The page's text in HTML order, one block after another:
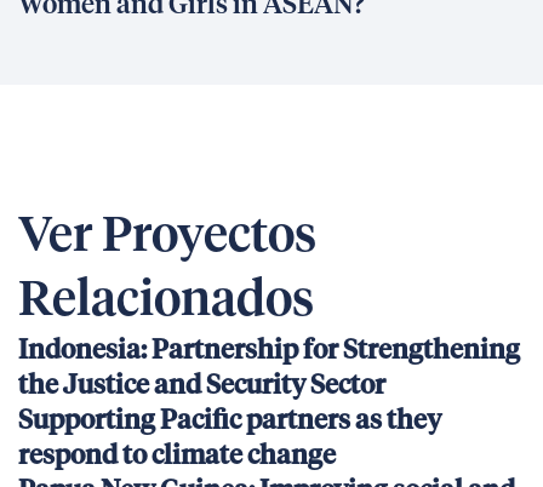
Women and Girls in ASEAN?
Ver Proyectos
Relacionados
Indonesia: Partnership for Strengthening
the Justice and Security Sector
Supporting Pacific partners as they
respond to climate change